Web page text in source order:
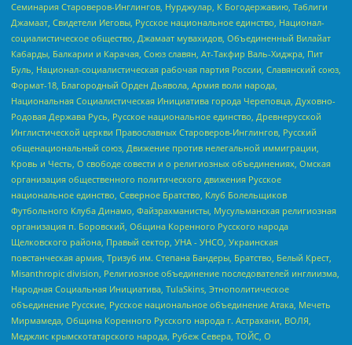
Семинария Староверов-Инглингов, Нурджулар, К Богодержавию, Таблиги
Джамаат, Свидетели Иеговы, Русское национальное единство, Национал-
социалистическое общество, Джамаат мувахидов, Объединенный Вилайат
Кабарды, Балкарии и Карачая, Союз славян, Ат-Такфир Валь-Хиджра, Пит
Буль, Национал-социалистическая рабочая партия России, Славянский союз,
Формат-18, Благородный Орден Дьявола, Армия воли народа,
Национальная Социалистическая Инициатива города Череповца, Духовно-
Родовая Держава Русь, Русское национальное единство, Древнерусской
Инглистической церкви Православных Староверов-Инглингов, Русский
общенациональный союз, Движение против нелегальной иммиграции,
Кровь и Честь, О свободе совести и о религиозных объединениях, Омская
организация общественного политического движения Русское
национальное единство, Северное Братство, Клуб Болельщиков
Футбольного Клуба Динамо, Файзрахманисты, Мусульманская религиозная
организация п. Боровский, Община Коренного Русского народа
Щелковского района, Правый сектор, УНА - УНСО, Украинская
повстанческая армия, Тризуб им. Степана Бандеры, Братство, Белый Крест,
Misanthropic division, Религиозное объединение последователей инглиизма,
Народная Социальная Инициатива, TulaSkins, Этнополитическое
объединение Русские, Русское национальное объединение Атака, Мечеть
Мирмамеда, Община Коренного Русского народа г. Астрахани, ВОЛЯ,
Меджлис крымскотатарского народа, Рубеж Севера, ТОЙС, О